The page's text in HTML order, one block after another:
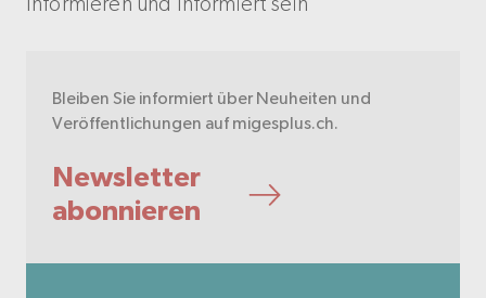
Bleiben Sie informiert über Neuheiten und
Veröffentlichungen auf migesplus.ch.
Newsletter
abonnieren